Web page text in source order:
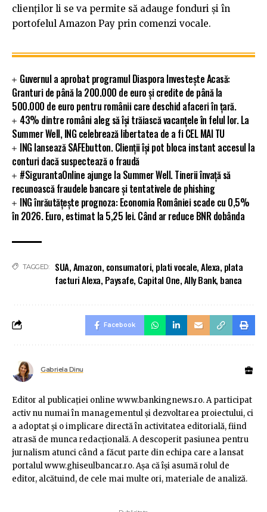
clienților li se va permite să adauge fonduri și în
portofelul Amazon Pay prin comenzi vocale.
Guvernul a aprobat programul Diaspora Investește Acasă:
Granturi de până la 200.000 de euro și credite de până la
500.000 de euro pentru românii care deschid afaceri în țară.
43% dintre români aleg să își trăiască vacanțele în felul lor. La
Summer Well, ING celebrează libertatea de a fi CEL MAI TU
ING lansează SAFEbutton. Clienții își pot bloca instant accesul la
conturi dacă suspectează o fraudă
#SigurantaOnline ajunge la Summer Well. Tinerii învață să
recunoască fraudele bancare și tentativele de phishing
ING înrăutățește prognoza: Economia României scade cu 0,5%
în 2026. Euro, estimat la 5,25 lei. Când ar reduce BNR dobânda
TAGGED: SUA,Amazon, consumatori, plati vocale,Alexa, plata
facturi Alexa, Paysafe, Capital One,Ally Bank, banca
Facebook
Gabriela Dinu
Editor al publicaţiei online www.bankingnews.ro. A participat
activ nu numai în managementul şi dezvoltarea proiectului, ci
a adoptat şi o implicare directă în activitatea editorială, fiind
atrasă de munca redacţională. A descoperit pasiunea pentru
jurnalism atunci când a făcut parte din echipa care a lansat
portalul www.ghiseulbancar.ro. Așa că îşi asumă rolul de
editor, alcătuind, de cele mai multe ori, materiale de analiză.